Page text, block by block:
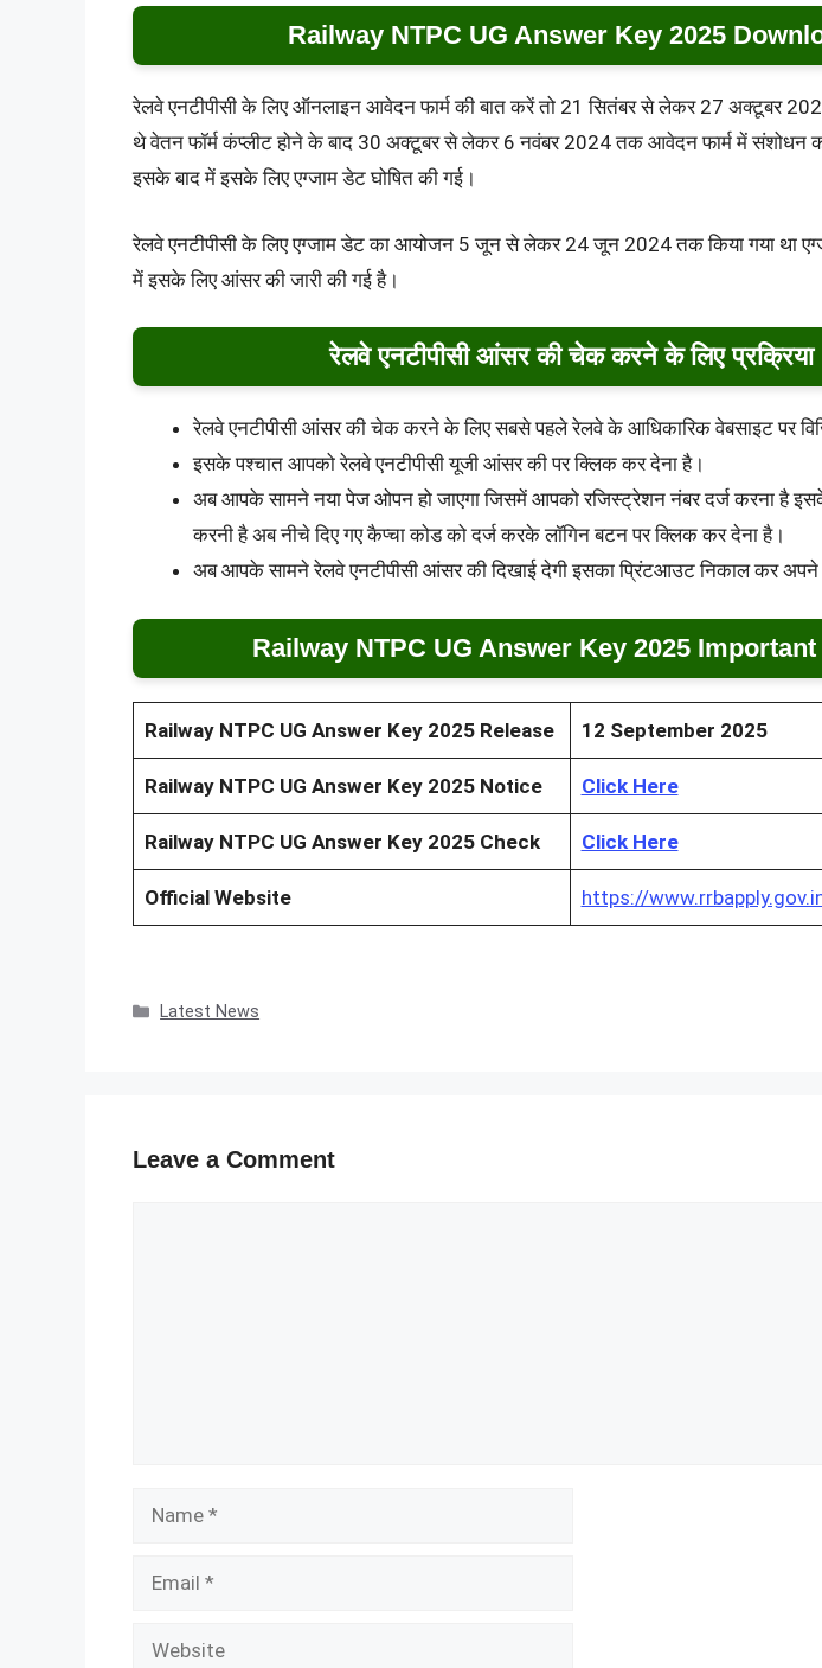
Railway NTPC UG Answer Key 2025
रेलवे एनटीपीसी के लिए ऑनलाइन आवेदन फार्म की बात करें तो 21 सितंबर से लेकर 27 अक्टूबर
थे वेतन फॉर्म कंप्लीट होने के बाद 30 अक्टूबर से लेकर 6 नवंबर 2024 तक आवेदन फार्म में संशोधन
इसके बाद में इसके लिए एग्जाम डेट घोषित की गई।
रेलवे एनटीपीसी के लिए एग्जाम डेट का आयोजन 5 जून से लेकर 24 जून 2024 तक किया गया था
में इसके लिए आंसर की जारी की गई है।
रेलवे एनटीपीसी आंसर की चेक करने के लिए प्रक्रिया
रेलवे एनटीपीसी आंसर की चेक करने के लिए सबसे पहले रेलवे के आधिकारिक वेबसाइट पर
इसके पश्चात आपको रेलवे एनटीपीसी यूजी आंसर की पर क्लिक कर देना है।
अब आपके सामने नया पेज ओपन हो जाएगा जिसमें आपको रजिस्ट्रेशन नंबर दर्ज करना है
करनी है अब नीचे दिए गए कैप्चा कोड को दर्ज करके लॉगिन बटन पर क्लिक कर देना है।
अब आपके सामने रेलवे एनटीपीसी आंसर की दिखाई देगी इसका प्रिंटआउट निकाल कर अपने
Railway NTPC UG Answer Key 2025
Railway NTPC UG Answer Key 2025 Release 12 September 2025
Railway NTPC UG Answer Key 2025 Notice Click Here
Railway NTPC UG Answer Key 2025 Check Click Here
Official Website https://
Categories
Latest News
Leave a Comment
Name
Email
Website